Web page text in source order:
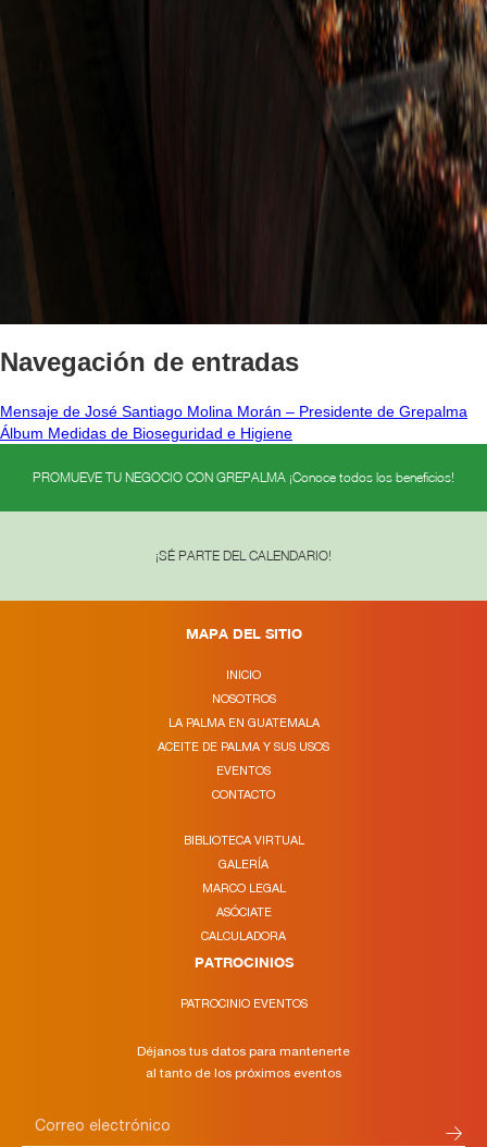
Navegación de entradas
Mensaje de José Santiago Molina Morán – Presidente de Grepalma
Álbum Medidas de Bioseguridad e Higiene
PROMUEVE TU NEGOCIO CON GREPALMA ¡Conoce todos los beneficios!
¡SÉ PARTE DEL CALENDARIO!
MAPA DEL SITIO
INICIO
NOSOTROS
LA PALMA EN GUATEMALA
ACEITE DE PALMA Y SUS USOS
EVENTOS
CONTACTO
BIBLIOTECA VIRTUAL
GALERÍA
MARCO LEGAL
ASÓCIATE
CALCULADORA
PATROCINIOS
PATROCINIO EVENTOS
Déjanos tus datos para mantenerte
al tanto de los próximos eventos